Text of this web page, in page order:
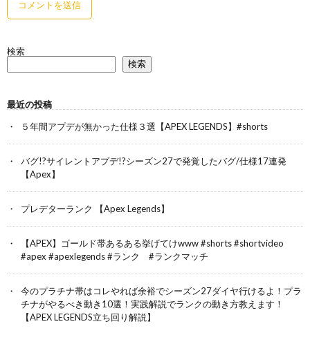
検索
検索
最近の投稿
５年間アプデが無かった仕様３選【APEX LEGENDS】#shorts
バグ!?サイレントアプデ!?シーズン27で発覚したバグ/仕様17連発
【Apex】
プレデターランク 【Apex Legends】
【APEX】ゴールド帯あるある挙げてけwww #shorts #shortvideo
#apex #apexlegends #ランク #ランクマッチ
今のプラチナ帯はコレやれば余裕でシーズン27ダイヤ行けるよ！プラ
チナがやるべき動き10選！実践解説でランクの動き方教えます！
【APEX LEGENDS立ち回り解説】